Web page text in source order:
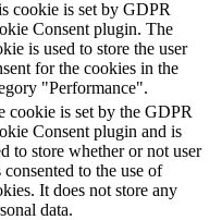
cookie is set by GDPR
Consent plugin. The
is used to store the user
for the cookies in the
"Performance".
cookie is set by the GDPR
Consent plugin and is
to store whether or not user
consented to the use of
It does not store any
data.